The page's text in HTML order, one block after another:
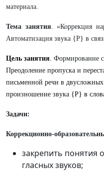
материала.
Тема занятия. «Коррекция
Автоматизация звука {Р} в
Цель занятия. Формирование
Преодоление пропуска и
письменной речи в
произношение звука {Р} в
Задачи:
Коррекционно-
закрепить понятия
гласных звуков;